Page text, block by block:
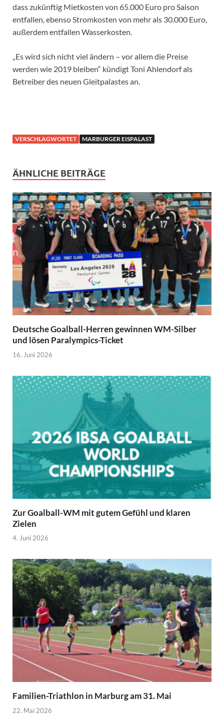
dass zukünftig Mietkosten von 65.000 Euro pro Saison
entfallen, ebenso Stromkosten von mehr als 30.000 Euro,
außerdem entfallen Wasserkosten.
„Es wird sich nicht viel ändern – vor allem die Preise
werden wie 2019 bleiben“ kündigt Toni Ahlendorf als
Betreiber des neuen Gleitpalastes an.
VERSCHLAGWORTET MARBURGER EISPALAST
ÄHNLICHE BEITRÄGE
Deutsche Goalball-Herren gewinnen WM-Silber
und lösen Paralympics-Ticket
16. Juni 2026
Zur Goalball-WM mit gutem Gefühl und klaren
Zielen
4. Juni 2026
Familien-Triathlon in Marburg am 31. Mai
22. Mai 2026